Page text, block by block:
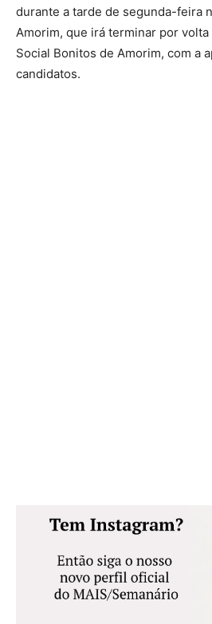
durante a tarde de segunda-feira
Amorim, que irá terminar por volta
Social Bonitos de Amorim, com a
candidatos.